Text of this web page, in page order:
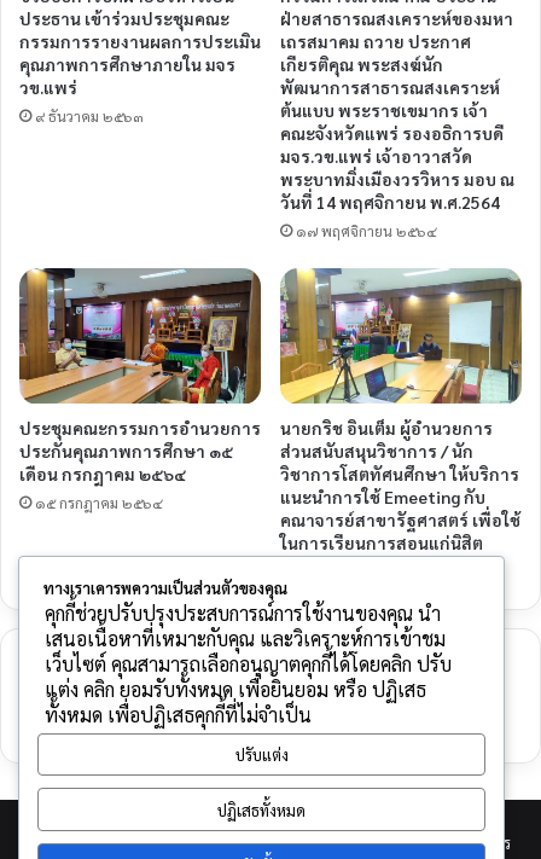
ประธาน เข้าร่วมประชุมคณะ
กรรมการรายงานผลการประเมิน
คุณภาพการศึกษาภายใน มจร
วข.แพร่
๙ ธันวาคม ๒๕๖๓
ฝ่ายสาธารณสงเคราะห์ของมหา
เถรสมาคม ถวาย ประกาศ
เกียรติคุณ พระสงฆ์นัก
พัฒนาการสาธารณสงเคราะห์
ต้นแบบ พระราชเขมากร เจ้า
คณะจังหวัดแพร่ รองอธิการบดี
มจร.วข.แพร่ เจ้าอาวาสวัด
พระบาทมิ่งเมืองวรวิหาร มอบ ณ
วันที่ 14 พฤศจิกายน พ.ศ.2564
๑๗ พฤศจิกายน ๒๕๖๔
ประชุมคณะกรรมการอำนวยการ
ประกันคุณภาพการศึกษา ๑๕
เดือน กรกฎาคม ๒๕๖๔
๑๕ กรกฎาคม ๒๕๖๔
นายกริช อินเต็ม ผู้อำนวยการ
ส่วนสนับสนุนวิชาการ / นัก
วิชาการโสตทัศนศึกษา ให้บริการ
แนะนำการใช้ Emeeting กับ
คณาจารย์สาขารัฐศาสตร์ เพื่อใช้
ในการเรียนการสอนแก่นิสิต
ใส่ความเห็น
คุณต้องเข้าสู่ระบบเพื่อจะพิมพ์ความเห็น
© Copyright 2026, All Rights Reserved | พัฒนาโดย กิตติพันธ์ รัตนคร
ทางเราเคารพความเป็นส่วนตัวของคุณ
คุกกี้ช่วยปรับปรุงประสบการณ์การใช้งานของคุณ นำ
เสนอเนื้อหาที่เหมาะกับคุณ และวิเคราะห์การเข้าชม
เว็บไซต์ คุณสามารถเลือกอนุญาตคุกกี้ได้โดยคลิก ปรับ
แต่ง คลิก ยอมรับทั้งหมด เพื่อยินยอม หรือ ปฏิเสธ
ทั้งหมด เพื่อปฏิเสธคุกกี้ที่ไม่จำเป็น
ปรับแต่ง
ปฏิเสธทั้งหมด